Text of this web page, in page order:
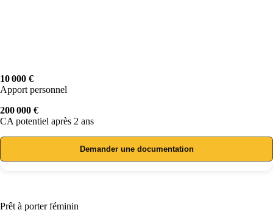
10 000 €
Apport personnel
200 000 €
CA potentiel après 2 ans
Demander une documentation
Prêt à porter féminin